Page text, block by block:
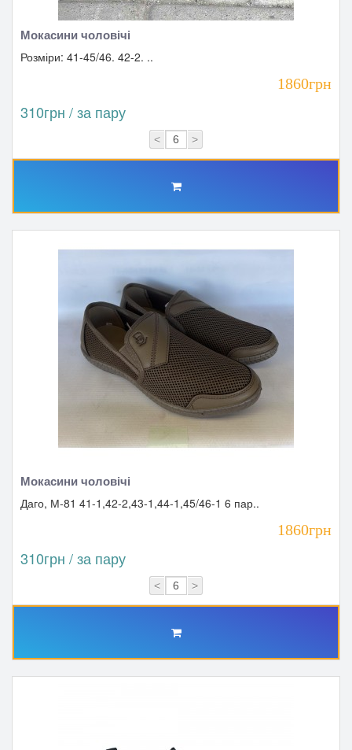
Мокасини чоловічі
Розміри: 41-45/46. 42-2. ..
1860грн
310грн / за пару
< >
Мокасини чоловічі
Даго, М-81 41-1,42-2,43-1,44-1,45/46-1 6 пар..
1860грн
310грн / за пару
< >